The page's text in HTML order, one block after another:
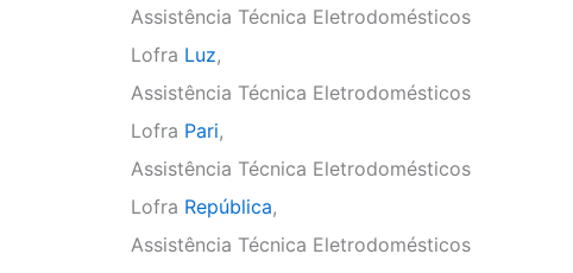
Assistência Técnica Eletrodomésticos
Lofra Luz,
Assistência Técnica Eletrodomésticos
Lofra Pari,
Assistência Técnica Eletrodomésticos
Lofra República,
Assistência Técnica Eletrodomésticos